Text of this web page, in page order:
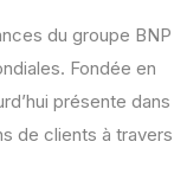
du groupe BNP
Fondée en
présente dans
de clients à travers